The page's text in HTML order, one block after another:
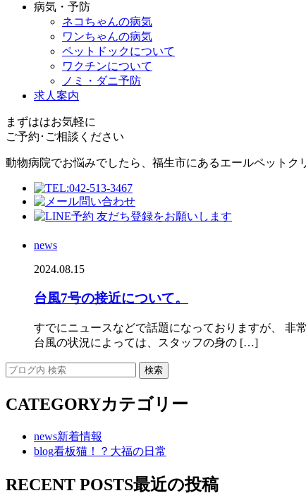
病気・予防
ネコちゃんの病気
ワンちゃんの病気
ペットドックについて
ワクチンについて
ノミ・ダニ予防
求人案内
まずははお気軽に
ご予約･ご相談ください
動物病院でお悩みでしたら、福生市にあるエールペットク
news
2024.08.15
台風7号の接近について。
すでにニュースなどで話題になっておりますが、 非
台風の状況によっては、スタッフの身の […]
CATEGORYカテゴリー
news新着情報
blog看板猫！？大福の日常
RECENT POSTS最近の投稿